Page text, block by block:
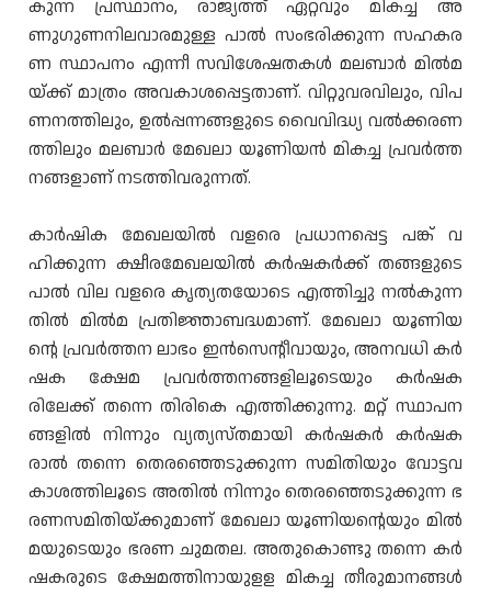
കുന്ന പ്രസ്ഥാനം, രാജ്യത്ത് ഏറ്റവും മികച്ച അ
ണുഗുണനിലവാരമുള്ള പാൽ സംഭരിക്കുന്ന സഹകര
ണ സ്ഥാപനം എന്നീ സവിശേഷതകൾ മലബാർ മിൽമ
യ്ക്ക് മാത്രം അവകാശപ്പെട്ടതാണ്. വിറ്റുവരവിലും, വിപ
ണനത്തിലും, ഉൽപ്പന്നങ്ങളുടെ വൈവിദ്ധ്യ വൽക്കരണ
ത്തിലും മലബാർ മേഖലാ യൂണിയൻ മികച്ച പ്രവർത്ത
നങ്ങളാണ് നടത്തിവരുന്നത്.
കാർഷിക മേഖലയിൽ വളരെ പ്രധാനപ്പെട്ട പങ്ക് വ
ഹിക്കുന്ന ക്ഷീരമേഖലയിൽ കർഷകർക്ക് തങ്ങളുടെ
പാൽ വില വളരെ കൃത്യതയോടെ എത്തിച്ചു നൽകുന്ന
തിൽ മിൽമ പ്രതിജ്ഞാബദ്ധമാണ്. മേഖലാ യൂണിയ
ൻ്റെ പ്രവർത്തന ലാഭം ഇൻസെന്റീവായും, അനവധി കർ
ഷക ക്ഷേമ പ്രവർത്തനങ്ങളിലൂടെയും കർഷക
രിലേക്ക് തന്നെ തിരികെ എത്തിക്കുന്നു. മറ്റ് സ്ഥാപന
ങ്ങളിൽ നിന്നും വ്യത്യസ്തമായി കർഷകർ കർഷക
രാൽ തന്നെ തെരഞ്ഞെടുക്കുന്ന സമിതിയും വോട്ടവ
കാശത്തിലൂടെ അതിൽ നിന്നും തെരഞ്ഞെടുക്കുന്ന ഭ
രണസമിതിയ്ക്കുമാണ് മേഖലാ യൂണിയൻ്റെയും മിൽ
മയുടെയും ഭരണ ചുമതല. അതുകൊണ്ടു തന്നെ കർ
ഷകരുടെ ക്ഷേമത്തിനായുളള മികച്ച തീരുമാനങ്ങൾ